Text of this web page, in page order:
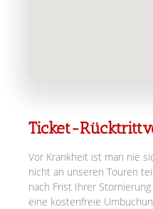
Ticket-
Vor Krankheit ist man nie
nicht an unseren Touren
nach Frist Ihrer
eine kostenfreie